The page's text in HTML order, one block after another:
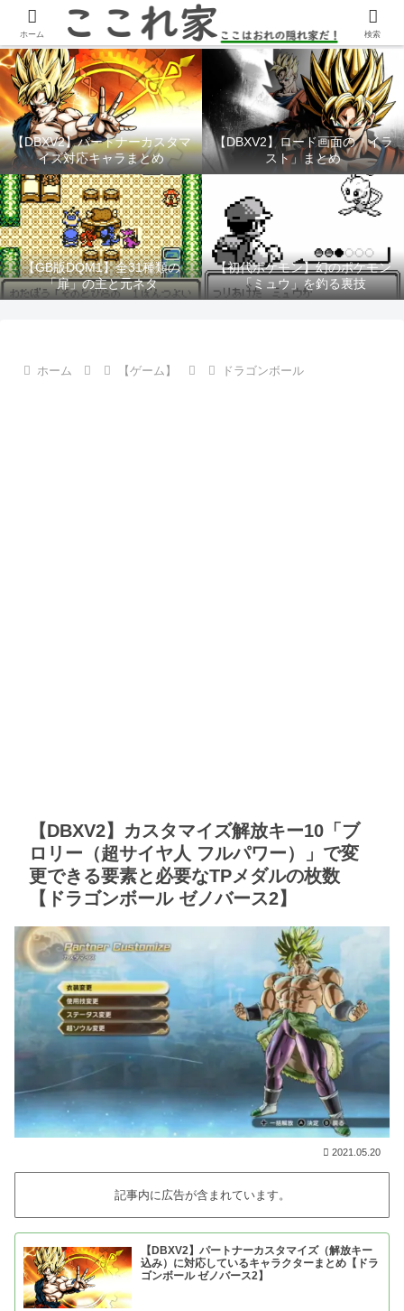
YouTubeチャンネル「ここれ家」
【DBXV2】パートナーカスタマ
イズ対応キャラまとめ
【DBXV2】ロード画面の「イラ
スト」まとめ
【GB版DQM1】全31種類の
「扉」の主と元ネタ
【初代ポケモン】幻のポケモン
「ミュウ」を釣る裏技
ホーム 【ゲーム】 ドラゴンボール
【DBXV2】カスタマイズ解放キー10「ブ
ロリー（超サイヤ人 フルパワー）」で変
更できる要素と必要なTPメダルの枚数
【ドラゴンボール ゼノバース2】
2021.05.20
記事内に広告が含まれています。
【DBXV2】パートナーカスタマイズ（解放キー
込み）に対応しているキャラクターまとめ【ドラ
ゴンボール ゼノバース2】
ホーム 検索